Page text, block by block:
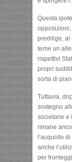
Questa
predilige, al
teme un
rispettivi
propri
sorta di
Tuttavia,
sostegno
societarie e
rimane
l’acquisto
anche
per